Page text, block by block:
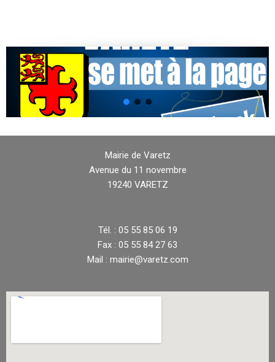
Mairie de Varetz
Avenue du 11 novembre
19240 VARETZ
Tél. : 05 55 85 06 19
Fax : 05 55 84 27 63
Mail : mairie@varetz.com